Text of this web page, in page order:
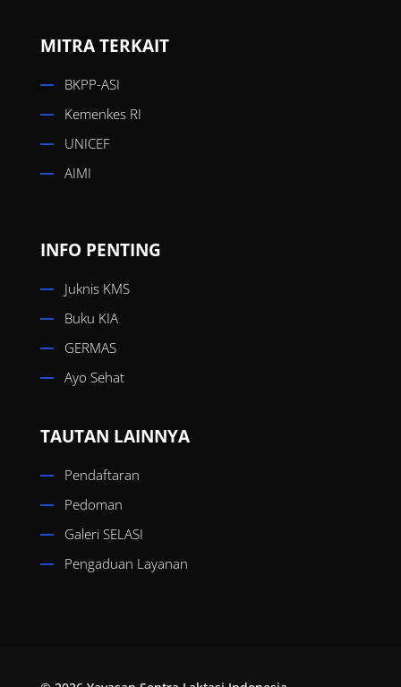
MITRA TERKAIT
BKPP-ASI
Kemenkes RI
UNICEF
AIMI
INFO PENTING
Juknis KMS
Buku KIA
GERMAS
Ayo Sehat
TAUTAN LAINNYA
Pendaftaran
Pedoman
Galeri SELASI
Pengaduan Layanan